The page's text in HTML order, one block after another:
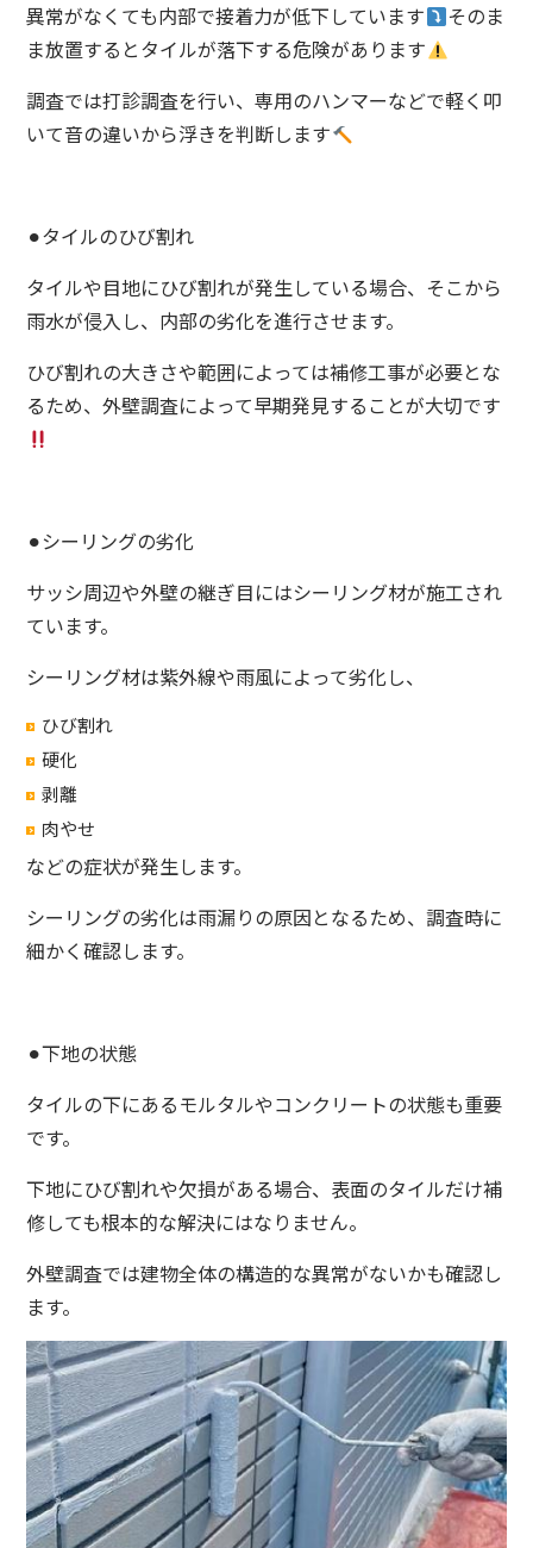
異常がなくても内部で接着力が低下しています
そのま
ま放置するとタイルが落下する危険があります
調査では打診調査を行い、専用のハンマーなどで軽く叩
いて音の違いから浮きを判断します
⚫︎タイルのひび割れ
タイルや目地にひび割れが発生している場合、そこから
雨水が侵入し、内部の劣化を進行させます。
ひび割れの大きさや範囲によっては補修工事が必要とな
るため、外壁調査によって早期発見することが大切です
⚫︎シーリングの劣化
サッシ周辺や外壁の継ぎ目にはシーリング材が施工され
ています。
シーリング材は紫外線や雨風によって劣化し、
ひび割れ
硬化
剥離
肉やせ
などの症状が発生します。
シーリングの劣化は雨漏りの原因となるため、調査時に
細かく確認します。
⚫︎下地の状態
タイルの下にあるモルタルやコンクリートの状態も重要
です。
下地にひび割れや欠損がある場合、表面のタイルだけ補
修しても根本的な解決にはなりません。
外壁調査では建物全体の構造的な異常がないかも確認し
ます。